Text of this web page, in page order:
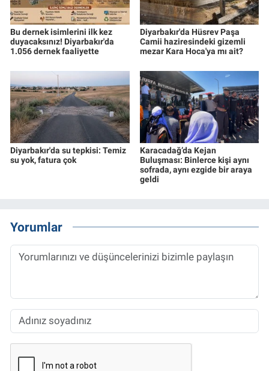
Bu dernek isimlerini ilk kez
duyacaksınız! Diyarbakır'da
1.056 dernek faaliyette
Diyarbakır'da Hüsrev Paşa
Camii haziresindeki gizemli
mezar Kara Hoca'ya mı ait?
Diyarbakır'da su tepkisi: Temiz
su yok, fatura çok
Karacadağ’da Kejan
Buluşması: Binlerce kişi aynı
sofrada, aynı ezgide bir araya
geldi
Yorumlar